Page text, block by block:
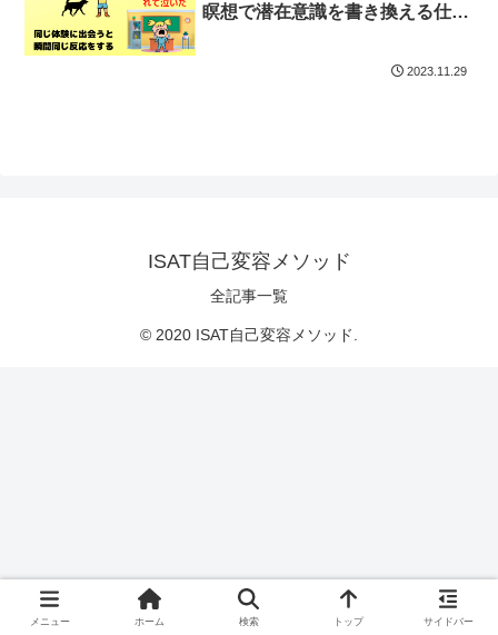
瞑想で潜在意識を書き換える仕組
2023.11.29
ISAT自己変容メソッド
全記事一覧
© 2020 ISAT自己変容メソッド.
メニュー ホーム 検索 トップ サイドバー